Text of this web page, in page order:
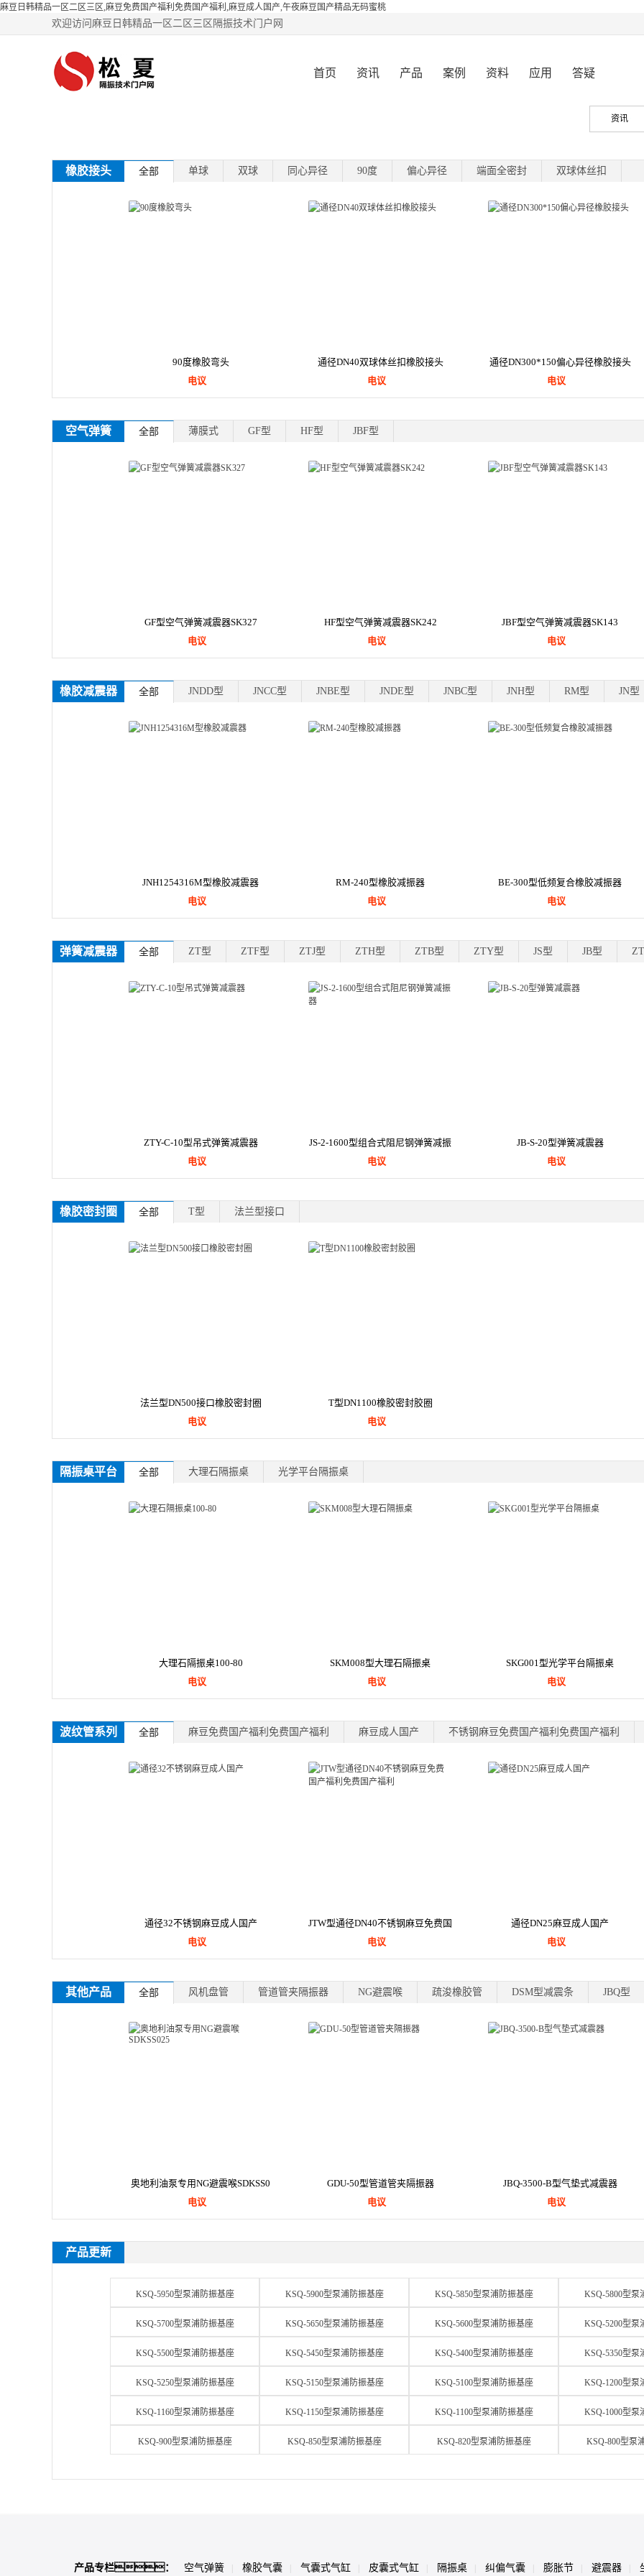
麻豆日韩精品一区二区三区,麻豆免费国产福利免费国产福利,麻豆成人国产,午夜麻豆国产精品无码蜜桃
欢迎访问麻豆日韩精品一区二区三区隔振技术门户网
首页 资讯 产品 案例 资料 应用 答疑
资讯
橡胶接头 全部 单球 双球 同心异径 90度 偏心异径 端面全密封 双球体丝扣
90度橡胶弯头
电议
通径DN40双球体丝扣橡胶接头
电议
通径DN300*150偏心异径橡胶接头
电议
空气弹簧 全部 薄膜式 GF型 HF型 JBF型
GF型空气弹簧减震器SK327
电议
HF型空气弹簧减震器SK242
电议
JBF型空气弹簧减震器SK143
电议
橡胶减震器 全部 JNDD型 JNCC型 JNBE型 JNDE型 JNBC型 JNH型 RM型 JN型
JNH1254316M型橡胶减震器
电议
RM-240型橡胶减振器
电议
BE-300型低频复合橡胶减振器
电议
弹簧减震器 全部 ZT型 ZTF型 ZTJ型 ZTH型 ZTB型 ZTY型 JS型 JB型
ZTY-C-10型吊式弹簧减震器
电议
JS-2-1600型组合式阻尼钢弹簧减振
器
电议
JB-S-20型弹簧减震器
电议
橡胶密封圈 全部 T型 法兰型接口
法兰型DN500接口橡胶密封圈
电议
T型DN1100橡胶密封胶圈
电议
隔振桌平台 全部 大理石隔振桌 光学平台隔振桌
大理石隔振桌100-80
电议
SKM008型大理石隔振桌
电议
SKG001型光学平台隔振桌
电议
波纹管系列 全部 麻豆免费国产福利免费国产福利 麻豆成人国产 不锈钢麻豆免费国产福利免费国产福利
通径32不锈钢麻豆成人国产
电议
JTW型通径DN40不锈钢麻豆免费国
产福利免费国产福利
电议
通径DN25麻豆成人国产
电议
其他产品 全部 风机盘管 管道管夹隔振器 NG避震喉 疏浚橡胶管 DSM型减震条 JBQ型
奥地利油泵专用NG避震喉SDKSS0
25
电议
GDU-50型管道管夹隔振器
电议
JBQ-3500-B型气垫式减震器
电议
产品更新
KSQ-5950型泵浦防振基座 KSQ-5900型泵浦防振基座 KSQ-5850型泵浦防振基座 KSQ-5800型泵
KSQ-5700型泵浦防振基座 KSQ-5650型泵浦防振基座 KSQ-5600型泵浦防振基座 KSQ-5200型泵
KSQ-5500型泵浦防振基座 KSQ-5450型泵浦防振基座 KSQ-5400型泵浦防振基座 KSQ-5350型泵
KSQ-5250型泵浦防振基座 KSQ-5150型泵浦防振基座 KSQ-5100型泵浦防振基座 KSQ-1200型泵
KSQ-1160型泵浦防振基座 KSQ-1150型泵浦防振基座 KSQ-1100型泵浦防振基座 KSQ-1000型泵
KSQ-900型泵浦防振基座 KSQ-850型泵浦防振基座 KSQ-820型泵浦防振基座 KSQ-800型泵
产品专栏： 空气弹簧 橡胶气囊 气囊式气缸 皮囊式气缸 隔振桌 纠偏气囊 膨胀节 避震器